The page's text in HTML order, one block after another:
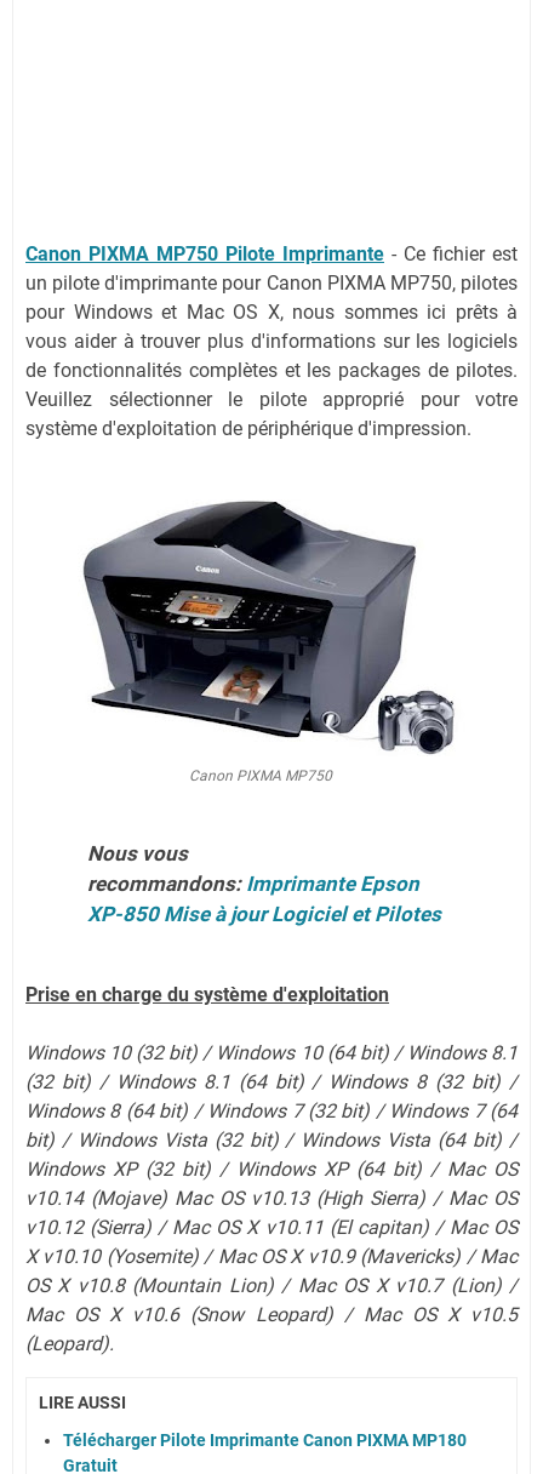
Canon PIXMA MP750 Pilote Imprimante - Ce fichier est
un pilote d'imprimante pour Canon PIXMA MP750, pilotes
pour Windows et Mac OS X, nous sommes ici prêts à
vous aider à trouver plus d'informations sur les logiciels
de fonctionnalités complètes et les packages de pilotes.
Veuillez sélectionner le pilote approprié pour votre
système d'exploitation de périphérique d'impression.
Canon PIXMA MP750
Nous vous
recommandons: Imprimante Epson
XP-850 Mise à jour Logiciel et Pilotes
Prise en charge du système d'exploitation
Windows 10 (32 bit) / Windows 10 (64 bit) / Windows 8.1
(32 bit) / Windows 8.1 (64 bit) / Windows 8 (32 bit) /
Windows 8 (64 bit) / Windows 7 (32 bit) / Windows 7 (64
bit) / Windows Vista (32 bit) / Windows Vista (64 bit) /
Windows XP (32 bit) / Windows XP (64 bit) / Mac OS
v10.14 (Mojave) Mac OS v10.13 (High Sierra) / Mac OS
v10.12 (Sierra) / Mac OS X v10.11 (El capitan) / Mac OS
X v10.10 (Yosemite) / Mac OS X v10.9 (Mavericks) / Mac
OS X v10.8 (Mountain Lion) / Mac OS X v10.7 (Lion)/
Mac OS X v10.6 (Snow Leopard)/ Mac OS X v10.5
(Leopard).
LIRE AUSSI
Télécharger Pilote Imprimante Canon PIXMA MP180
Gratuit